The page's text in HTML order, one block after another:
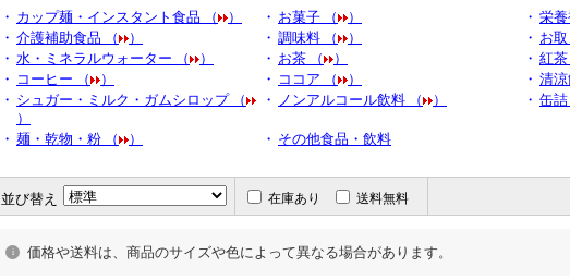
・ カップ麺・インスタント食品 （ ） ・ お菓子 （ ） ・ 栄養
・ 介護補助食品 （ ） ・ 調味料 （ ） ・ お
・ 水・ミネラルウォーター （ ） ・ お茶 （ ） ・ 紅茶
・
コーヒー （ ） ・ ココア （ ） ・ 清涼
・ シュガー・ミルク・ガムシロップ （
）
・ ノンアルコール飲料 （ ） ・ 缶詰
・ 麺・乾物・粉 （ ） ・ その他食品・飲料
並び替え 在庫あり 送料無料
価格や送料は、商品のサイズや色によって異なる場合があります。